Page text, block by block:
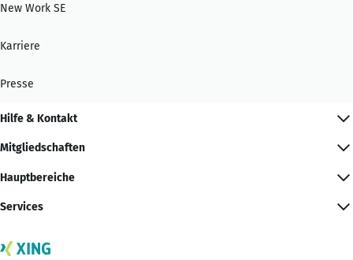
New Work SE
Karriere
Presse
Hilfe & Kontakt
Mitgliedschaften
Hauptbereiche
Services